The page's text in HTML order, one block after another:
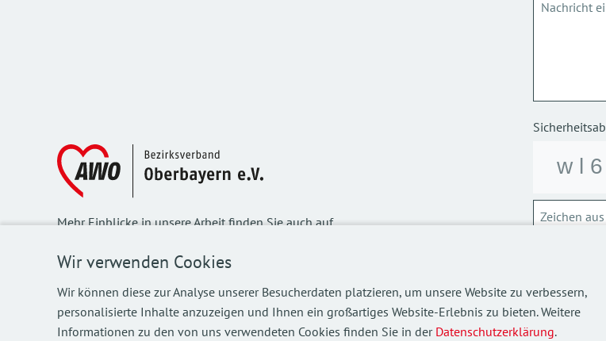
Wir verwenden Cookies
Wir können diese zur Analyse unserer Besucherdaten platzieren, um unsere Website zu verbessern,
personalisierte Inhalte anzuzeigen und Ihnen ein großartiges Website-Erlebnis zu bieten. Weitere
Informationen zu den von uns verwendeten Cookies finden Sie in der Datenschutzerklärung.
Mehr Einblicke in unsere Arbeit finden Sie auch auf
©2026AWO Bezirksverband Oberbayern e.V.
Über die
informieren.